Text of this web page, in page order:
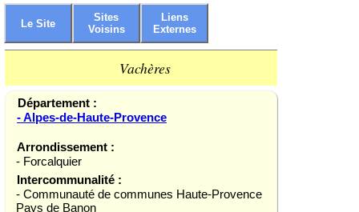
Le Site
Sites
Voisins
Liens
Externes
Vachères
Département :
- Alpes-de-Haute-Provence
Arrondissement :
- Forcalquier
Intercommunalité :
- Communauté de communes Haute-Provence
Pays de Banon